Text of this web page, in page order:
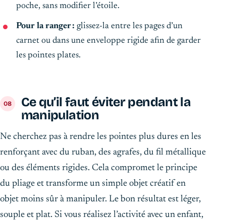
poche, sans modifier l’étoile.
Pour la ranger : glissez-la entre les pages d’un
carnet ou dans une enveloppe rigide afin de garder
les pointes plates.
Ce qu’il faut éviter pendant la
manipulation
Ne cherchez pas à rendre les pointes plus dures en les
renforçant avec du ruban, des agrafes, du fil métallique
ou des éléments rigides. Cela compromet le principe
du pliage et transforme un simple objet créatif en
objet moins sûr à manipuler. Le bon résultat est léger,
souple et plat. Si vous réalisez l’activité avec un enfant,